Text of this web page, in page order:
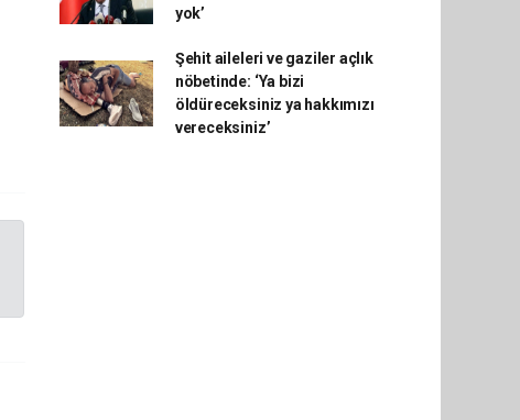
yok’
Şehit aileleri ve gaziler açlık
nöbetinde: ‘Ya bizi
öldüreceksiniz ya hakkımızı
vereceksiniz’